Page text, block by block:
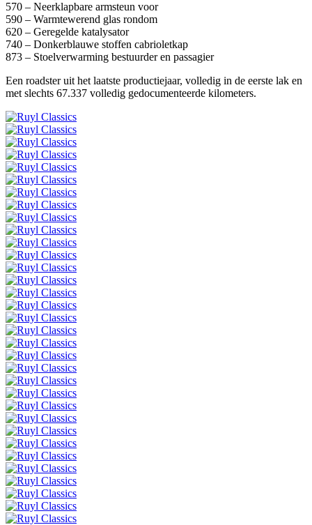
570 – Neerklapbare armsteun voor
590 – Warmtewerend glas rondom
620 – Geregelde katalysator
740 – Donkerblauwe stoffen cabrioletkap
873 – Stoelverwarming bestuurder en passagier
Een roadster uit het laatste productiejaar, volledig in de eerste lak en
met slechts 67.337 volledig gedocumenteerde kilometers.